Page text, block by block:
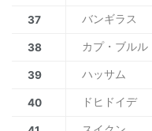
37 バンギラス
38 カプ・ブルル
39 ハッサム
40 ドヒドイデ